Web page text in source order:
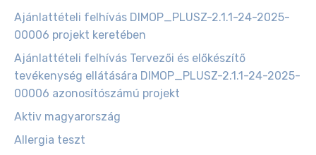
Ajánlattételi felhívás DIMOP_PLUSZ-2.1.1-24-2025-
00006 projekt keretében
Ajánlattételi felhívás Tervezői és előkészítő
tevékenység ellátására DIMOP_PLUSZ-2.1.1-24-2025-
00006 azonosítószámú projekt
Aktiv magyarország
Allergia teszt